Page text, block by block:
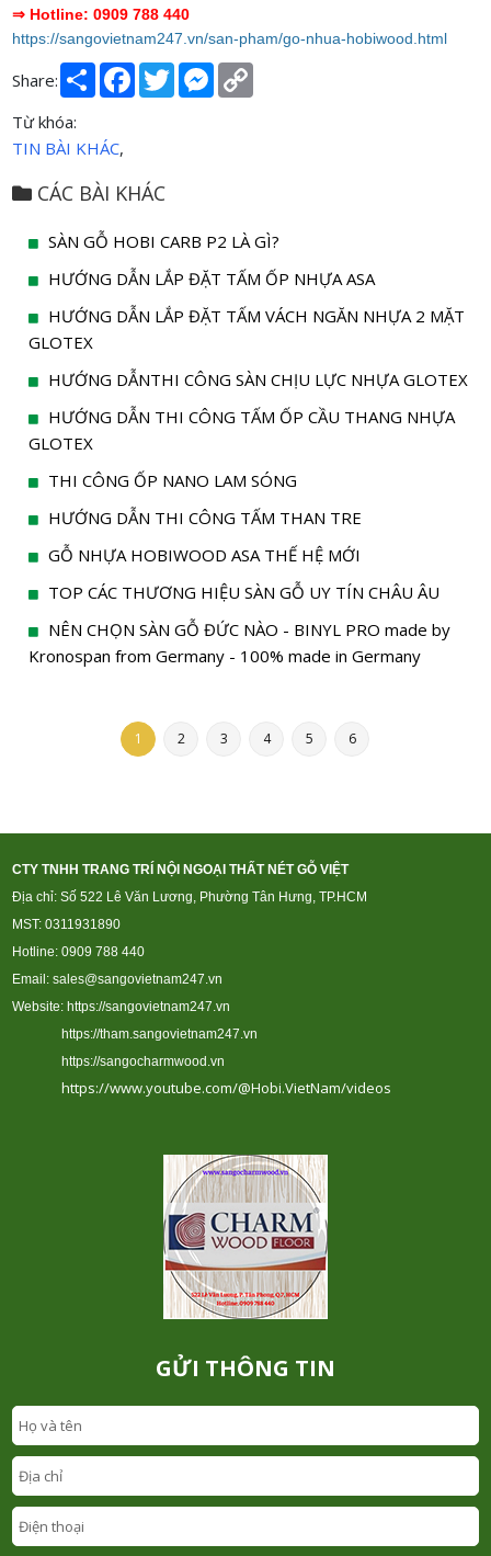
⇒ Hotline: 0909 788 440
https://sangovietnam247.vn/san-pham/go-nhua-hobiwood.html
Share: Share Facebook
TwitterMessenger
Từ khóa:
TIN BÀI KHÁC,
CÁC BÀI KHÁC
SÀN GỖ HOBI CARB P2 LÀ GÌ?
HƯỚNG DẪN LẮP ĐẶT TẤM ỐP NHỰA ASA
HƯỚNG DẪN LẮP ĐẶT TẤM VÁCH NGĂN NHỰA 2 MẶT
GLOTEX
HƯỚNG DẪNTHI CÔNG SÀN CHỊU LỰC NHỰA GLOTEX
HƯỚNG DẪN THI CÔNG TẤM ỐP CẦU THANG NHỰA
GLOTEX
THI CÔNG ỐP NANO LAM SÓNG
HƯỚNG DẪN THI CÔNG TẤM THAN TRE
GỖ NHỰA HOBIWOOD ASA THẾ HỆ MỚI
TOP CÁC THƯƠNG HIỆU SÀN GỖ UY TÍN CHÂU ÂU
NÊN CHỌN SÀN GỖ ĐỨC NÀO - BINYL PRO made by
Kronospan from Germany - 100% made in Germany
1 2 3 4 5 6
CTY TNHH TRANG TRÍ NỘI NGOẠI THẤT NÉT GỖ VIỆT
Địa chỉ: Số 522 Lê Văn Lương, Phường Tân Hưng, TP.HCM
MST: 0311931890
Hotline: 0909 788 440
Email: sales@sangovietnam247.vn
Website:https://sangovietnam247.vn
https://tham.sangovietnam247.vn
https://sangocharmwood.vn
https://www.youtube.com/@Hobi.VietNam/videos
GỬI THÔNG TIN